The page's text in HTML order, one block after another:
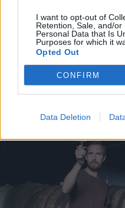
I want to opt-out of
Retention, Sale, and/or
Personal Data that Is
Purposes for which it
Opted Out
CONFIRM
Data Deletion
ALLMÄNT
Mikkeller
ölbarer
Publicerat2017-02-
ALLMÄNT